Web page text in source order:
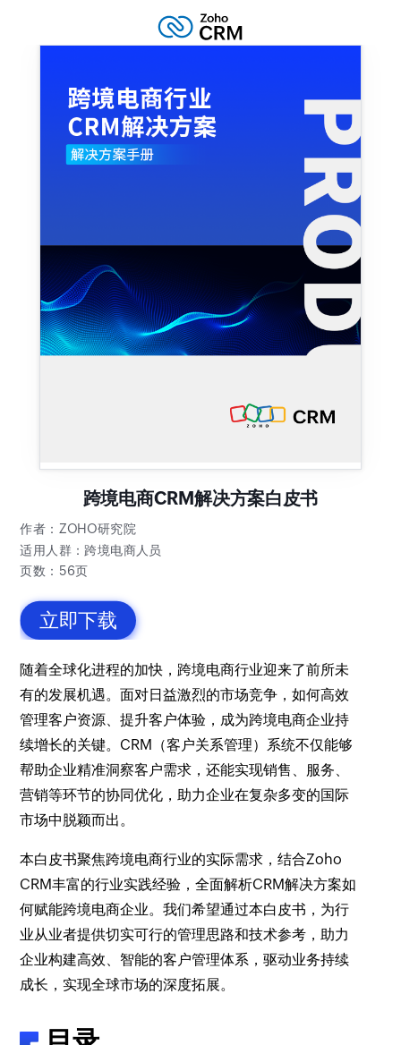
跨境电商CRM解决方案白皮书
作者：ZOHO研究院
适用人群：跨境电商人员
页数：56页
立即下载
随着全球化进程的加快，跨境电商行业迎来了前所未
有的发展机遇。面对日益激烈的市场竞争，如何高效
管理客户资源、提升客户体验，成为跨境电商企业持
续增长的关键。CRM（客户关系管理）系统不仅能够
帮助企业精准洞察客户需求，还能实现销售、服务、
营销等环节的协同优化，助力企业在复杂多变的国际
市场中脱颖而出。
本白皮书聚焦跨境电商行业的实际需求，结合Zoho
CRM丰富的行业实践经验，全面解析CRM解决方案如
何赋能跨境电商企业。我们希望通过本白皮书，为行
业从业者提供切实可行的管理思路和技术参考，助力
企业构建高效、智能的客户管理体系，驱动业务持续
成长，实现全球市场的深度拓展。